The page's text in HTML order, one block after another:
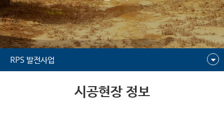
RPS 발전사업
시공현장 정보